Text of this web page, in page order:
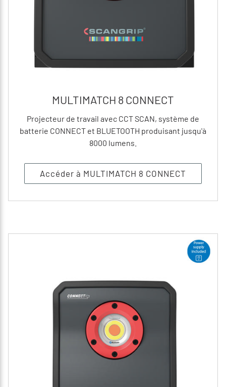
MULTIMATCH 8 CONNECT
Projecteur de travail avec CCT SCAN, système de
batterie CONNECT et BLUETOOTH produisant jusqu'à
8000 lumens.
Accéder à MULTIMATCH 8 CONNECT